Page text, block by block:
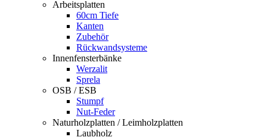
Arbeitsplatten
60cm Tiefe
Kanten
Zubehör
Rückwandsysteme
Innenfensterbänke
Werzalit
Sprela
OSB / ESB
Stumpf
Nut-Feder
Naturholzplatten / Leimholzplatten
Laubholz